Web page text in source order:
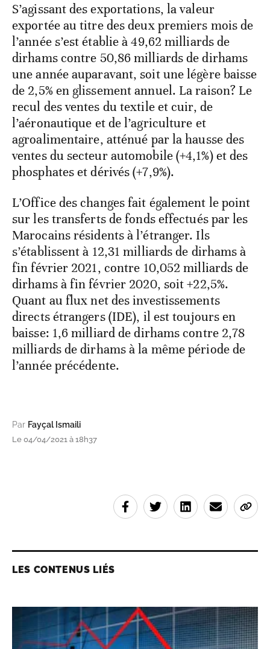
S’agissant des exportations, la valeur
exportée au titre des deux premiers mois de
l’année s’est établie à 49,62 milliards de
dirhams contre 50,86 milliards de dirhams
une année auparavant, soit une légère baisse
de 2,5% en glissement annuel. La raison? Le
recul des ventes du textile et cuir, de
l’aéronautique et de l’agriculture et
agroalimentaire, atténué par la hausse des
ventes du secteur automobile (+4,1%) et des
phosphates et dérivés (+7,9%).
L’Office des changes fait également le point
sur les transferts de fonds effectués par les
Marocains résidents à l’étranger. Ils
s’établissent à 12,31 milliards de dirhams à
fin février 2021, contre 10,052 milliards de
dirhams à fin février 2020, soit +22,5%.
Quant au flux net des investissements
directs étrangers (IDE), il est toujours en
baisse: 1,6 milliard de dirhams contre 2,78
milliards de dirhams à la même période de
l’année précédente.
Par Fayçal Ismaili
Le 04/04/2021 à 18h37
LES CONTENUS LIÉS